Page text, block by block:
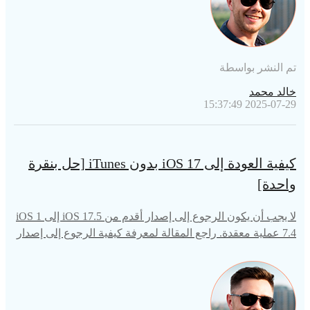
تم النشر بواسطة
خالد محمد
2025-07-29 15:37:49
كيفية العودة إلى iOS 17 بدون iTunes [حل بنقرة
واحدة]
لا يجب أن يكون الرجوع إلى إصدار أقدم من iOS 17.5 إلى iOS 1
7.4 عملية معقدة. راجع المقالة لمعرفة كيفية الرجوع إلى إصدار